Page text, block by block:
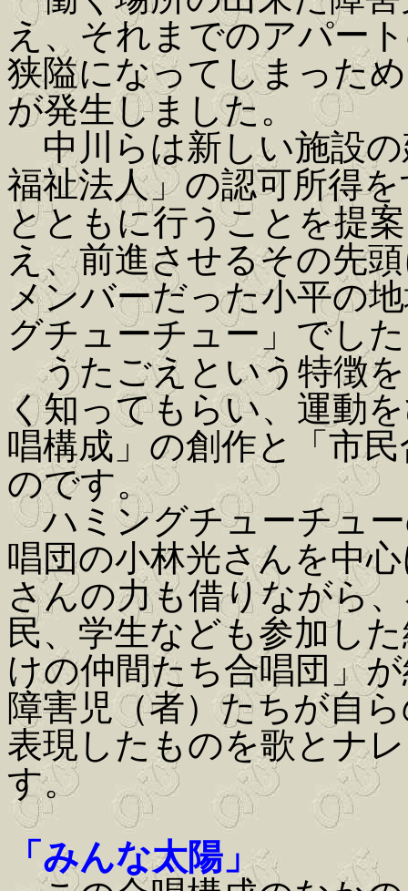
え、それまでのアパー
狭隘になってしまった
が発生しました。
中川らは新しい施設
福祉法人」の認可所得
とともに行うことを提
え、前進させるその先
メンバーだった小平の
グチューチュー」でし
うたごえという特徴
く知ってもらい、運動
唱構成」の創作と「市
のです。
ハミングチューチュー
唱団の小林光さんを中
さんの力も借りながら
民、学生なども参加し
けの仲間たち合唱団」
障害児（者）たちが自
表現したものを歌とナ
す。
「みんな太陽」